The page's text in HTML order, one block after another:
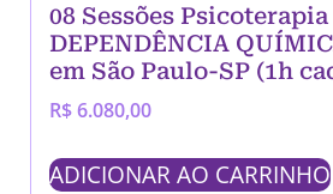
08 Sessões
DEPENDÊNCIA
em São Paulo-SP (1h
R$6.080,00
ADICIONAR AO CARRINHO